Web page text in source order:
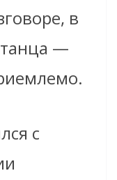
в
—
с